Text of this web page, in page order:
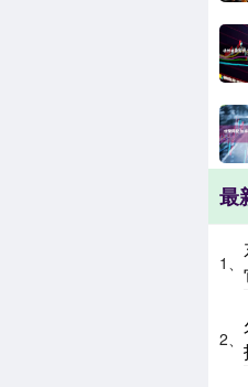
最
1、
2、